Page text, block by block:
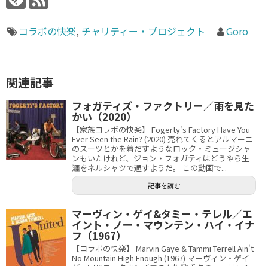
コラボの快楽, チャリティー・プロジェクト Goro
関連記事
フォガティズ・ファクトリー／雨を見た
かい（2020）
【家族コラボの快楽】 Fogerty's Factory Have You
Ever Seen the Rain? (2020) 売れてくるとアルマーニ
のスーツとかを着だすようなロック・ミュージシャ
ンもいたけれど、ジョン・フォガティはどうやら生
涯をネルシャツで通すようだ。 この動画で...
記事を読む
マーヴィン・ゲイ&タミー・テレル／エ
イント・ノー・マウンテン・ハイ・イナ
フ（1967）
【コラボの快楽】 Marvin Gaye & Tammi Terrell Ain't
No Mountain High Enough (1967) マーヴィン・ゲイ